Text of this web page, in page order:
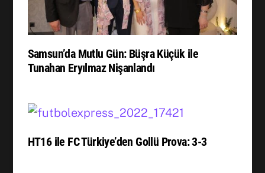
Samsun’da Mutlu Gün: Büşra Küçük ile
Tunahan Eryılmaz Nişanlandı
HT16 ile FC Türkiye’den Gollü Prova: 3-3